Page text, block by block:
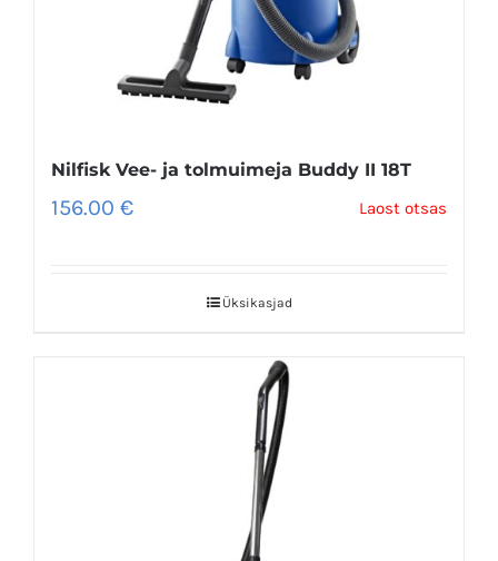
Nilfisk Vee- ja tolmuimeja Buddy II 18T
156.00 € Laost otsas
Üksikasjad